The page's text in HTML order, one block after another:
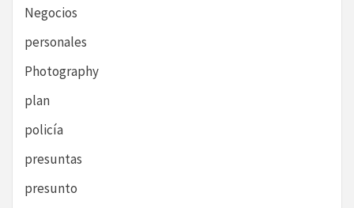
Negocios
personales
Photography
plan
policía
presuntas
presunto